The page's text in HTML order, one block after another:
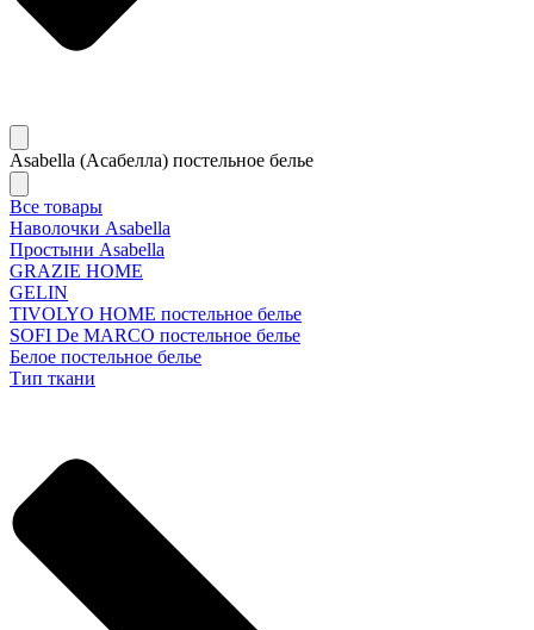
Asabella (Асабелла) постельное белье
Все товары
Наволочки Asabella
Простыни Asabella
GRAZIE HOME
GELIN
TIVOLYO HOME постельное белье
SOFI De MARCO постельное белье
Белое постельное белье
Тип ткани